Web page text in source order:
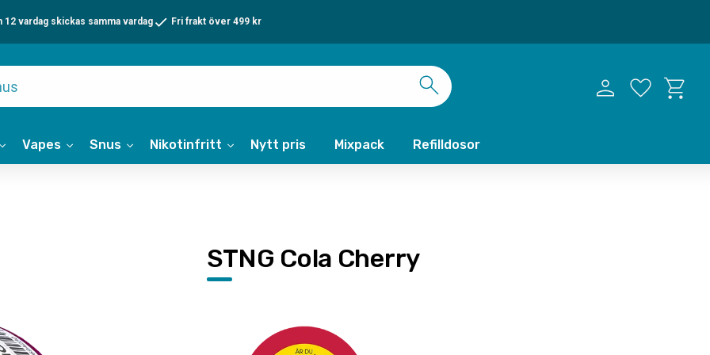
Vapes Snus Nikotinfritt Nytt pris Mixpack Refilldosor
Favoriter
12 vardag skickas samma vardag Fri frakt över 499 kr
STNG Cola Cherry